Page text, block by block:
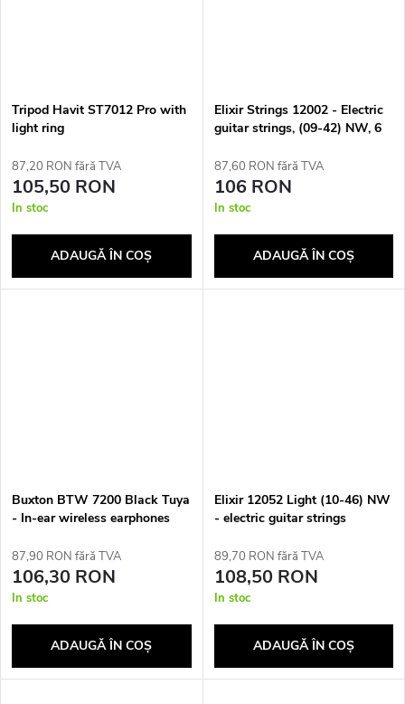
Tripod Havit ST7012 Pro with
light ring
87,20 RON fără TVA
105,50 RON
In stoc
ADAUGĂ ÎN COŞ
Elixir Strings 12002 - Electric
guitar strings, (09-42) NW, 6
87,60 RON fără TVA
106 RON
In stoc
ADAUGĂ ÎN COŞ
Buxton BTW 7200 Black Tuya
- In-ear wireless earphones
87,90 RON fără TVA
106,30 RON
In stoc
ADAUGĂ ÎN COŞ
Elixir 12052 Light (10-46) NW
- electric guitar strings
89,70 RON fără TVA
108,50 RON
In stoc
ADAUGĂ ÎN COŞ